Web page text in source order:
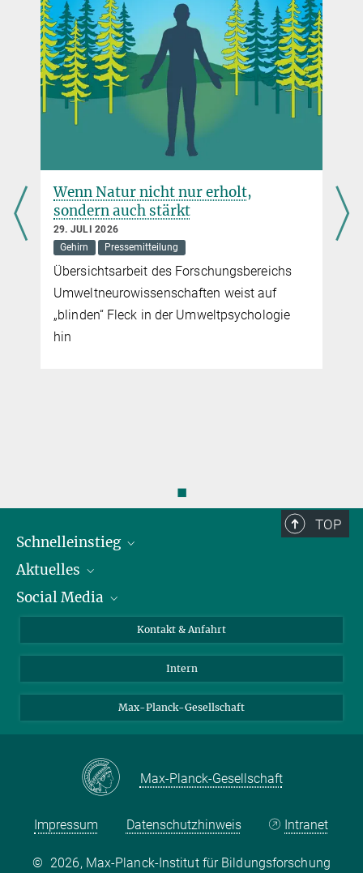
Wenn Natur nicht nur erholt,
sondern auch stärkt
29. JULI 2026
Gehirn
Pressemitteilung
Übersichtsarbeit des Forschungsbereichs
Umweltneurowissenschaften weist auf
„blinden“ Fleck in der Umweltpsychologie
hin
◼
TOP
Schnelleinstieg
Personen
Pressebereich
Aktuelles
Stellenangebote
Social Media
X
LinkedIn
Kontakt & Anfahrt
Intern
Max-Planck-Gesellschaft
Max-Planck-Gesellschaft
Impressum Datenschutzhinweis Intranet
© 2026, Max-Planck-Institut für Bildungsforschung